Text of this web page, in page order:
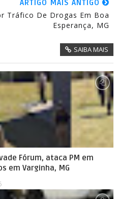
ARTIGO MAIS ANTIGO
Tráfico De Drogas Em Boa
Esperança, MG
SAIBA MAIS
Fórum, ataca PM em
em Varginha, MG